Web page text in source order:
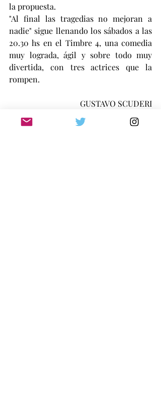
la propuesta.
"Al final las tragedias no mejoran a
nadie" sigue llenando los sábados a las
20.30 hs en el Timbre 4, una comedia
muy lograda, ágil y sobre todo muy
divertida, con tres actrices que la
rompen.
GUSTAVO SCUDERI